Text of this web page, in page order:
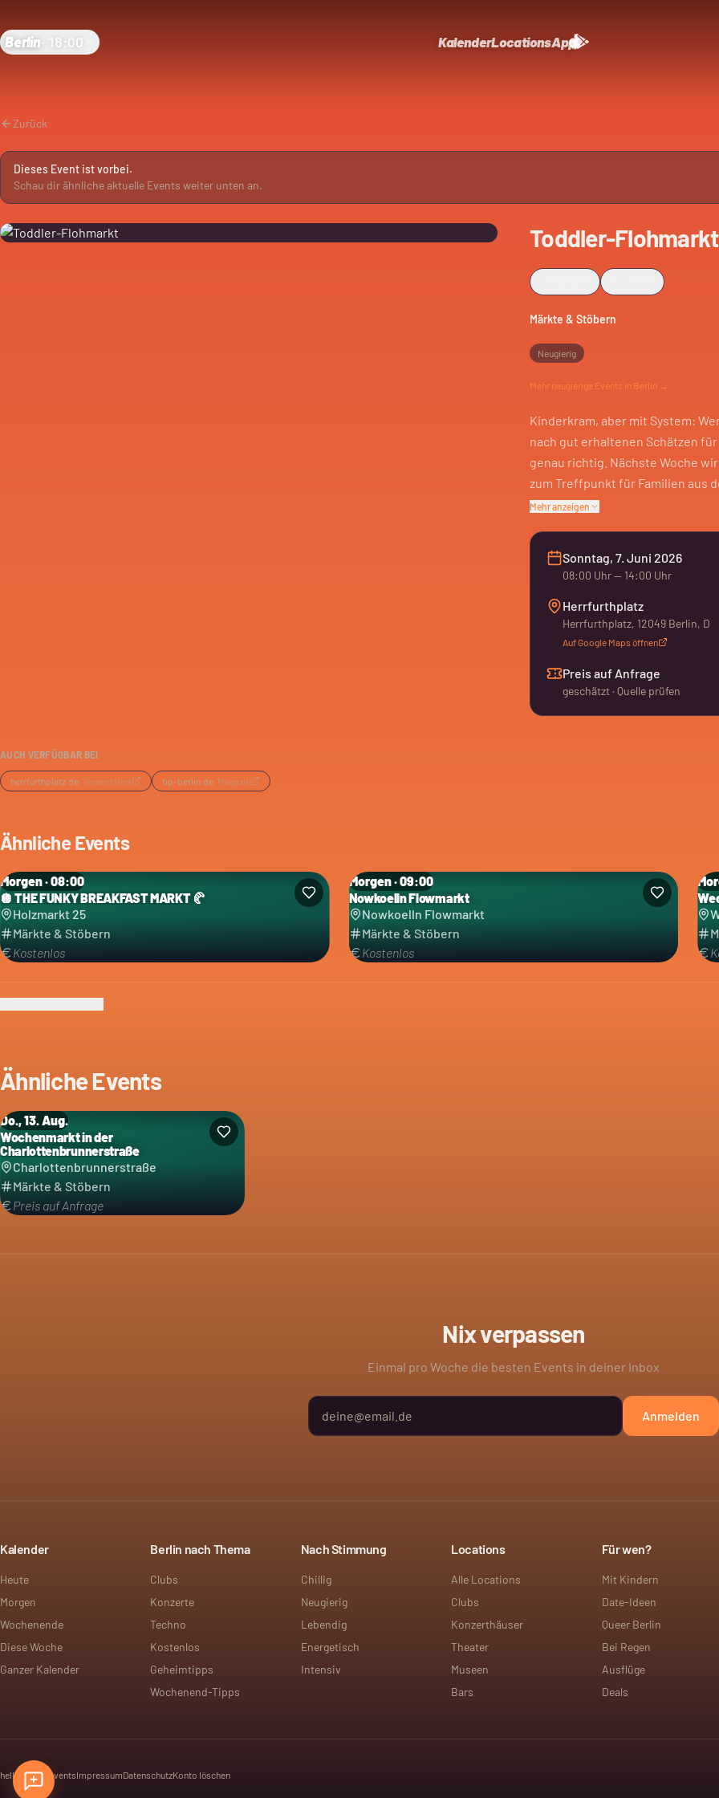
Berlin· 18:00 KalenderLocationsApp
Zurück
Dieses Event ist vorbei.
Schau dir ähnliche aktuelle Events weiter unten an.
Toddler-Flohmarkt
Märkte & Stöbern
Neugierig
Mehr neugierige Events in Berlin →
Kinderkram, aber mit System:
nach gut erhaltenen Schätzen
genau richtig. Nächste Woche
zum Treffpunkt für Familien aus
ständig weiterwandert:
Stöber-Rhythmus. Und ganz
Update, weil man beim
Mehr anzeigen
Sonntag, 7. Juni 2026
08:00 Uhr— 14:00 Uhr
Herrfurthplatz
Herrfurthplatz, 12049 Berlin, D
Auf Google Maps öffnen
Preis auf Anfrage
geschätzt · Quelle prüfen
AUCH VERFÜGBAR BEI
herrfurthplatz.de· Veranstalter tip-berlin.de· Magazin
Ähnliche Events
Morgen · 08:00
🪩 THE FUNKY BREAKFAST MARKT 🥐
Holzmarkt 25
Märkte & Stöbern
Kostenlos
Morgen · 09:00
Nowkoelln Flowmarkt
Nowkoelln Flowmarkt
Märkte & Stöbern
Kostenlos
Ähnliche Events
Do., 13. Aug.
Wochenmarkt in der
Charlottenbrunnerstraße
Charlottenbrunnerstraße
Märkte & Stöbern
Preis auf Anfrage
Nix verpassen
Einmal pro Woche die besten Events in deiner Inbox
Anmelden
Kalender
Heute
Morgen
Wochenende
Diese Woche
Ganzer Kalender
Berlin nach Thema
Clubs
Konzerte
Techno
Kostenlos
Geheimtipps
Wochenend-Tipps
Nach Stimmung
Chillig
Neugierig
Lebendig
Energetisch
Intensiv
Locations
Alle Locations
Clubs
Konzerthäuser
Theater
Museen
Bars
Für wen?
Mit Kindern
Date-Ideen
Queer Berlin
Bei Regen
Ausflüge
Deals
hello@dayt.eventsImpressumDatenschutzKonto löschen